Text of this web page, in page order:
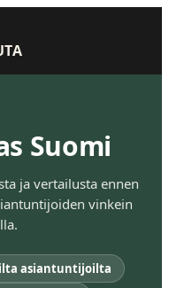
Suomi
ja vertailusta ennen
vinkein
asiantuntijoilta